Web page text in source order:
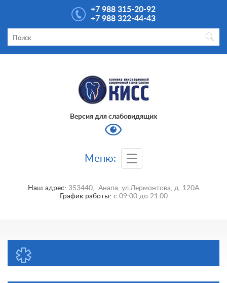
+7 988 315-20-92
+7 988 322-44-43
Версия для слабовидящих
Меню:
Наш адрес: 353440, Анапа, ул.Лермонтова, д. 120А
График работы: с 09:00до 21.00